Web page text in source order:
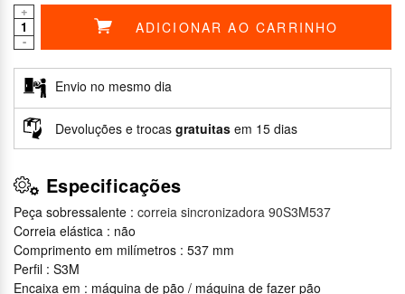
+
-
ADICIONAR AO CARRINHO
Envio no mesmo dia
Devoluções e trocas gratuitas em 15 dias
Especificações
Peça sobressalente : correia sincronizadora 90S3M537
Correia elástica : não
Comprimento em milímetros : 537 mm
Perfil : S3M
Encaixa em : máquina de pão / máquina de fazer pão